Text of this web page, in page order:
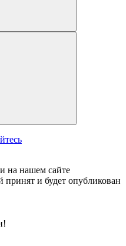
на нашем сайте
и будет опубликован